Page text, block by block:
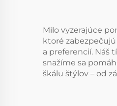
Milo vyzerajúce
ktoré
a preferencií. Náš
snažíme sa
škálu štýlov – od